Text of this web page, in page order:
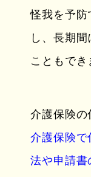
怪我を予防
し、長期
こともでき
介護保険の
介護保険で
法や申請書